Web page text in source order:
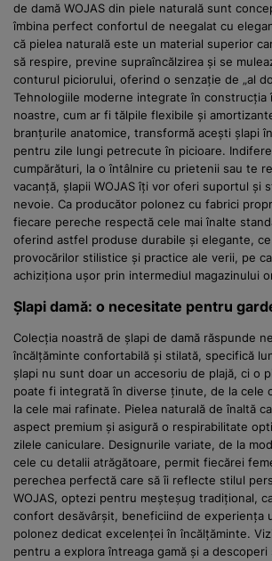
de damă WOJAS din piele naturală sunt
îmbina perfect confortul de neegalat cu
că pielea naturală este un material superior
să respire, previne supraîncălzirea și se
conturul piciorului, oferind o senzație de „al
Tehnologiile moderne integrate în construcția
noastre, cum ar fi tălpile flexibile și
branțurile anatomice, transformă acești șlapi în
pentru zile lungi petrecute în picioare.
cumpărături, la o întâlnire cu prietenii sau te
vacanță, șlapii WOJAS îți vor oferi suportul și
nevoie. Ca producător polonez cu fabrici
fiecare pereche respectă cele mai înalte
oferind astfel produse durabile și elegante,
provocărilor stilistice și practice ale verii, pe
achiziționa ușor prin intermediul magazinului
Șlapi damă: o necesitate pentru
Colecția noastră de șlapi de damă răspunde
încălțăminte confortabilă și stilată, specifică
șlapi nu sunt doar un accesoriu de plajă, ci o
poate fi integrată în diverse ținute, de la cele
la cele mai rafinate. Pielea naturală de înaltă
aspect premium și asigură o respirabilitate
zilele caniculare. Designurile variate, de la
cele cu detalii atrăgătoare, permit fiecărei
perechea perfectă care să îi reflecte stilul
WOJAS, optezi pentru meșteșug tradițional,
confort desăvârșit, beneficiind de experiența
polonez dedicat excelenței în încălțăminte.
pentru a explora întreaga gamă și a